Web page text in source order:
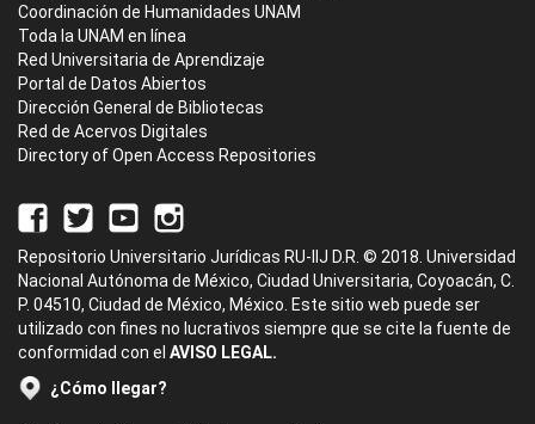
Coordinación de Humanidades UNAM
Toda la UNAM en línea
Red Universitaria de Aprendizaje
Portal de Datos Abiertos
Dirección General de Bibliotecas
Red de Acervos Digitales
Directory of Open Access Repositories
Repositorio Universitario Jurídicas RU-IIJ D.R. © 2018. Universidad
Nacional Autónoma de México, Ciudad Universitaria, Coyoacán, C.
P. 04510, Ciudad de México, México. Este sitio web puede ser
utilizado con fines no lucrativos siempre que se cite la fuente de
conformidad con el AVISO LEGAL.
¿Cómo llegar?